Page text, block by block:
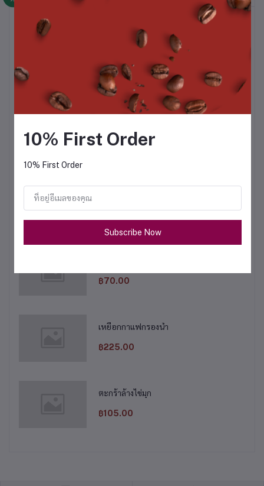
สินค้าขายดี
ซอสช็อกโกแลตท็อปปิ้ง 500 g.
฿105.00
฿675.00
฿70.00
เหยือกกาแฟกรองน้ำ
฿225.00
ตะกร้าล้างไข่มุก
฿105.00
10% First Order
10% First Order
Subscribe Now